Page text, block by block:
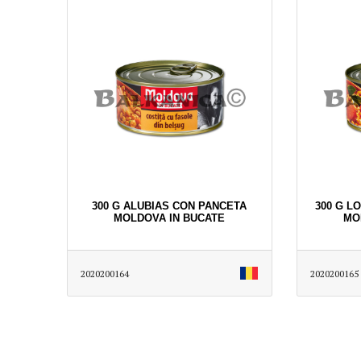
300 G ALUBIAS CON PANCETA
MOLDOVA IN BUCATE
2020200164
300 G
2020200165